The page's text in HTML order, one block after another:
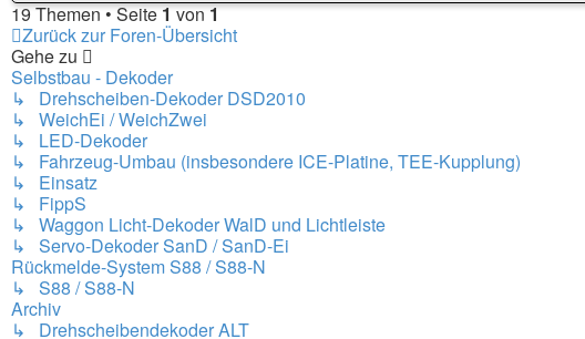
19 Themen • Seite1von1
Zurück zur Foren-Übersicht
Gehe zu
Selbstbau - Dekoder
↳ Drehscheiben-Dekoder DSD2010
↳ WeichEi / WeichZwei
↳ LED-Dekoder
↳ Fahrzeug-Umbau (insbesondere ICE-Platine, TEE-Kupplung)
↳ Einsatz
↳ FippS
↳ Waggon Licht-Dekoder WalD und Lichtleiste
↳ Servo-Dekoder SanD / SanD-Ei
Rückmelde-System S88 / S88-N
↳ S88 / S88-N
Archiv
↳ Drehscheibendekoder ALT